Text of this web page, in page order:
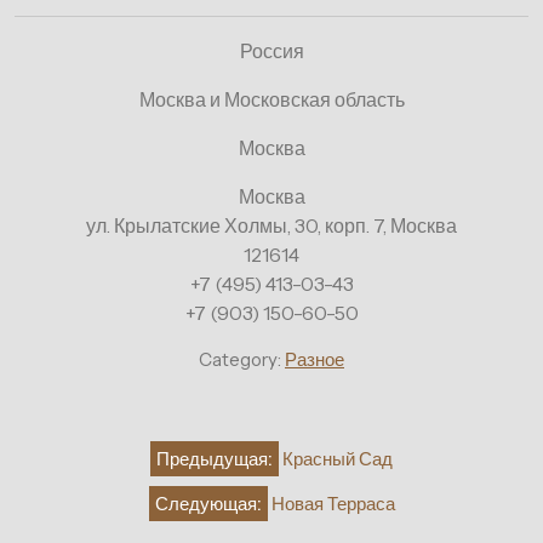
Россия
Москва и Московская область
Москва
Москва
ул. Крылатские Холмы, 30, корп. 7, Москва
121614
+7 (495) 413-03-43
+7 (903) 150-60-50
Category: Разное
НавигацияПредыдущая: Красный Сад
Следующая: Новая Терраса